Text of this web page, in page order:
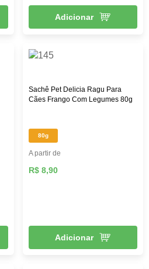
Adicionar
Sachê Pet Delicia Ragu Para
Cães Frango Com Legumes 80g
80g
A partir de
R$ 8,90
Adicionar